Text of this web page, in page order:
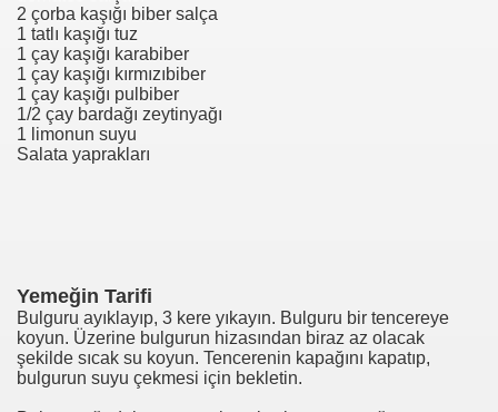
2 çorba kaşığı biber salça
1 tatlı kaşığı tuz
1 çay kaşığı karabiber
1 çay kaşığı kırmızıbiber
1 çay kaşığı pulbiber
1/2 çay bardağı zeytinyağı
1 limonun suyu
Salata yaprakları
Yemeğin Tarifi
Bulguru ayıklayıp, 3 kere yıkayın. Bulguru bir tencereye
koyun. Üzerine bulgurun hizasından biraz az olacak
şekilde sıcak su koyun. Tencerenin kapağını kapatıp,
bulgurun suyu çekmesi için bekletin.